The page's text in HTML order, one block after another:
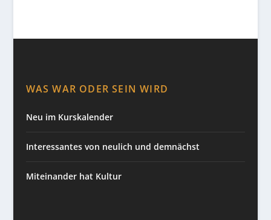
WAS WAR ODER SEIN WIRD
Neu im Kurskalender
Interessantes von neulich und demnächst
Miteinander hat Kultur